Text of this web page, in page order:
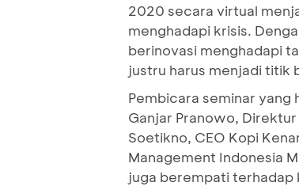
2020 secara virtual
menghadapi krisis.
berinovasi menghadapi
justru harus menjadi titik
Pembicara seminar yang
Ganjar Pranowo,
Soetikno, CEO Kopi
Management Indonesia
juga berempati terhadap